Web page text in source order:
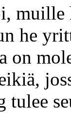
muille
he
on
tulee